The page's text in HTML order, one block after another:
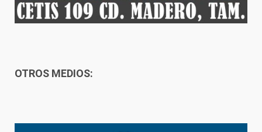
OTROS MEDIOS: